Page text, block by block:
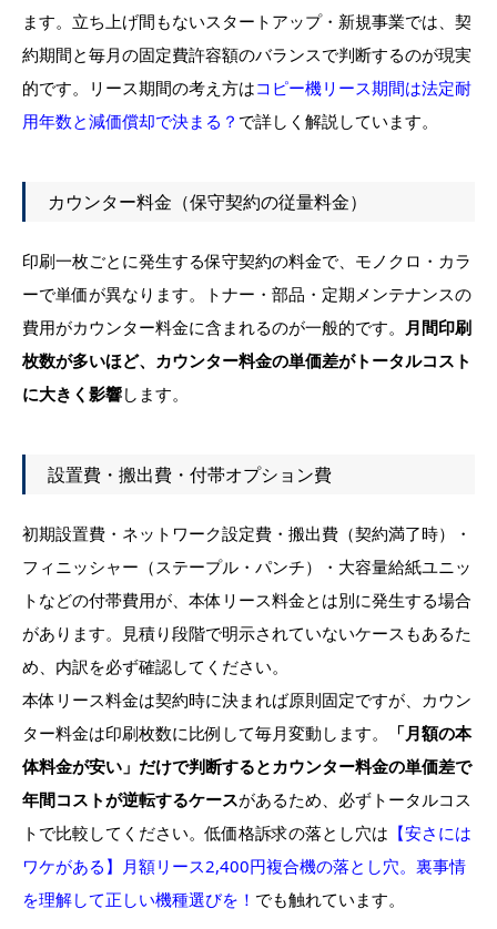
ます。立ち上げ間もないスタートアップ・新規事業では、契
約期間と毎月の固定費許容額のバランスで判断するのが現実
的です。リース期間の考え方はコピー機リース期間は法定耐
用年数と減価償却で決まる？ で詳しく解説しています。
カウンター料金（保守契約の従量料金）
印刷一枚ごとに発生する保守契約の料金で、モノクロ・カラ
ーで単価が異なります。トナー・部品・定期メンテナンスの
費用がカウンター料金に含まれるのが一般的です。
月間印刷
枚数が多いほど、カウンター料金の単価差がトータルコスト
に大きく影響します。
設置費・搬出費・付帯オプション費
初期設置費・ネットワーク設定費・搬出費（契約満了時）・
フィニッシャー（ステープル・パンチ）・大容量給紙ユニッ
トなどの付帯費用が、本体リース料金とは別に発生する場合
があります。見積り段階で明示されていないケースもあるた
め、内訳を必ず確認してください。
本体リース料金は契約時に決まれば原則固定ですが、カウン
ター料金は印刷枚数に比例して毎月変動します。
「月額の本
体料金が安い」だけで判断するとカウンター料金の単価差で
年間コストが逆転するケースがあるため、必ずトータルコス
トで比較してください。低価格訴求の落とし穴は 【安さには
ワケがある】月額リース2,400円複合機の落とし穴。裏事情
を理解して正しい機種選びを！ でも触れています。